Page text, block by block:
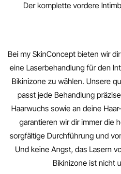
Der komplette vordere
Bei my SkinConcept bieten wir
eine Laserbehandlung für den
Bikinizone zu wählen. Unsere
passt jede Behandlung
Haarwuchs sowie an deine
garantieren wir dir immer die
sorgfältige Durchführung und
Und keine Angst, das Lasern
Bikinizone ist nicht